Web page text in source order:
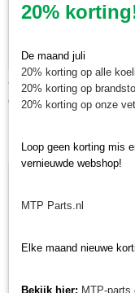
Verticuteerklepel 135 mm
€ 4,35
20%
De maand juli
20% korting op alle
20% korting op
20% korting op onze
Loop geen korting mis
vernieuwde webshop!
MTP Parts.nl
Elke maand nieuwe
Bekijk hier: MTP-